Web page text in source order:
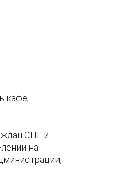
кафе,
СНГ и
на